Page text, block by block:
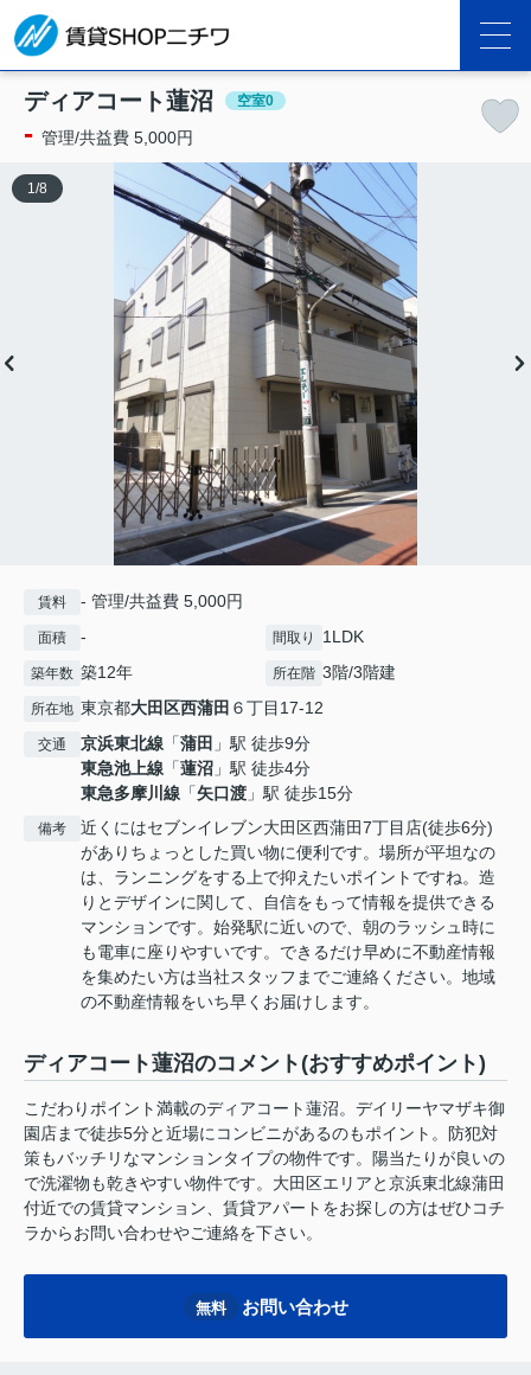
ディアコート蓮沼 空室0
- 管理/共益費 5,000円
1 /8
賃料 - 管理/共益費 5,000円
面積 - 間取り 1LDK
築年数 築12年 所在階 3階/3階建
所在地 東京都大田区西蒲田 ６丁目17-12
交通 京浜東北線 「蒲田 」駅 徒歩9分
東急池上線 「蓮沼 」駅 徒歩4分
東急多摩川線 「矢口渡 」駅 徒歩15分
備考
近くにはセブンイレブン大田区西蒲田7丁目店(徒歩6分)
がありちょっとした買い物に便利です。場所が平坦なの
は、ランニングをする上で抑えたいポイントですね。造
りとデザインに関して、自信をもって情報を提供できる
マンションです。始発駅に近いので、朝のラッシュ時に
も電車に座りやすいです。できるだけ早めに不動産情報
を集めたい方は当社スタッフまでご連絡ください。地域
の不動産情報をいち早くお届けします。
ディアコート蓮沼のコメント(おすすめポイント)
こだわりポイント満載のディアコート蓮沼。デイリーヤマザキ御
園店まで徒歩5分と近場にコンビニがあるのもポイント。防犯対
策もバッチリなマンションタイプの物件です。陽当たりが良いの
で洗濯物も乾きやすい物件です。大田区エリアと京浜東北線蒲田
付近での賃貸マンション、賃貸アパートをお探しの方はぜひコチ
ラからお問い合わせやご連絡を下さい。
無料 お問い合わせ